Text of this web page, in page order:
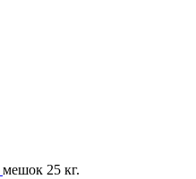
мешок 25 кг.